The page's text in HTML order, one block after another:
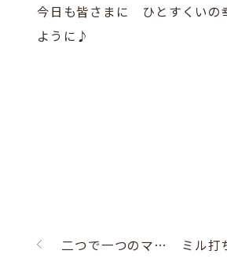
今日も皆さまに ひとすくいの
ように♪
二つで一つのマリッジリング